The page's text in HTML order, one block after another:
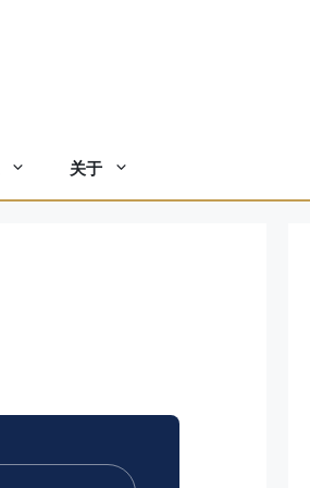
关于